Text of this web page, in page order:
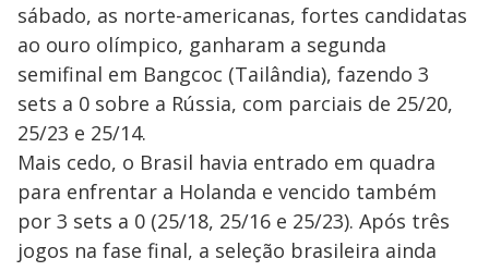
sábado, as norte-americanas, fortes candidatas
ao ouro olímpico, ganharam a segunda
semifinal em Bangcoc (Tailândia), fazendo 3
sets a 0 sobre a Rússia, com parciais de 25/20,
25/23 e 25/14.
Mais cedo, o Brasil havia entrado em quadra
para enfrentar a Holanda e vencido também
por 3 sets a 0 (25/18, 25/16 e 25/23). Após três
jogos na fase final, a seleção brasileira ainda